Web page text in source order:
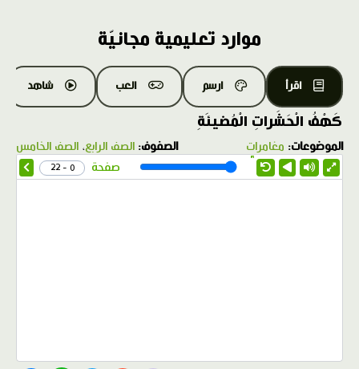
موارد تعليمية مجانيّة
اقرأ ارسم العب شاهد
كَهْفُ الْحَشَراتِ الْمُضيئَةِ
الموضوعات: مغامرات الصفوف: الصف الرابع، الصف الخامس
1.0X
صفحة 0 - 22